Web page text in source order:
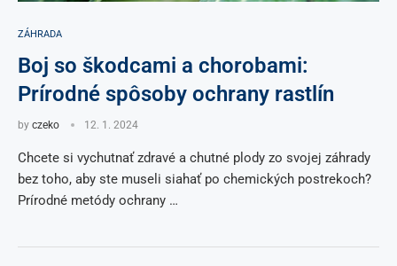
ZÁHRADA
Boj so škodcami a chorobami:
Prírodné spôsoby ochrany rastlín
by czeko 12. 1. 2024
Chcete si vychutnať zdravé a chutné plody zo svojej záhrady
bez toho, aby ste museli siahať po chemických postrekoch?
Prírodné metódy ochrany …